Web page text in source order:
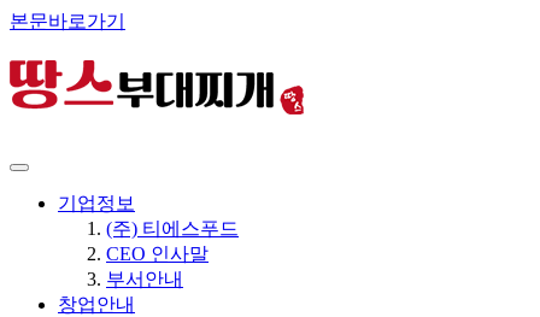
본문바로가기
기업정보
(주) 티에스푸드
CEO 인사말
부서안내
창업안내